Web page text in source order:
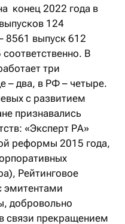
конец 2022 года в
124
8561 выпуск 612
В
три
– два, в РФ – четыре.
с развитием
признавались
«Эксперт РА»
реформы 2015 года,
Рейтинговое
эмитентами
добровольно
связи прекращением